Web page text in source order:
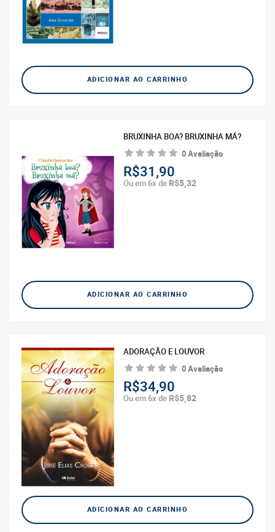
ADICIONAR AO CARRINHO
BRUXINHA BOA? BRUXINHA MÁ?
0 Avaliação
R$31,90
Ou em 6x de R$5,32
ADICIONAR AO CARRINHO
ADORAÇÃO E LOUVOR
0 Avaliação
R$34,90
Ou em 6x de R$5,82
ADICIONAR AO CARRINHO